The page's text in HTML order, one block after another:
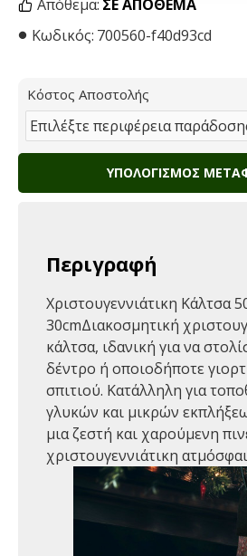
Απόθεμα: ΣΕ ΑΠΌΘΕΜΑ
Κωδικός: 700560-f40d93cd
Κόστος Αποστολής
ΥΠΟΛΟΓΙΣΜΌΣ
Περιγραφή
Χριστουγεννιάτικη Κάλτσα
30cmΔιακοσμητική
κάλτσα, ιδανική για να
δέντρο ή οποιοδήποτε
σπιτιού. Κατάλληλη για
γλυκών και μικρών
μια ζεστή και χαρούμενη
χριστουγεννιάτικη